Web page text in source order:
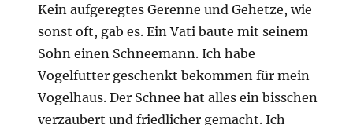
Kein aufgeregtes Gerenne und Gehetze, wie
sonst oft, gab es. Ein Vati baute mit seinem
Sohn einen Schneemann. Ich habe
Vogelfutter geschenkt bekommen für mein
Vogelhaus. Der Schnee hat alles ein bisschen
verzaubert und friedlicher gemacht. Ich